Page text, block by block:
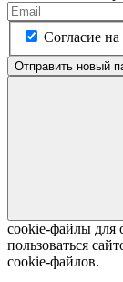
Согласие
Отправить новый
cookie-файлы для
пользоваться
cookie-файлов.